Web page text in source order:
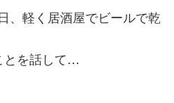
、軽く居酒屋でビールで乾
とを話して…